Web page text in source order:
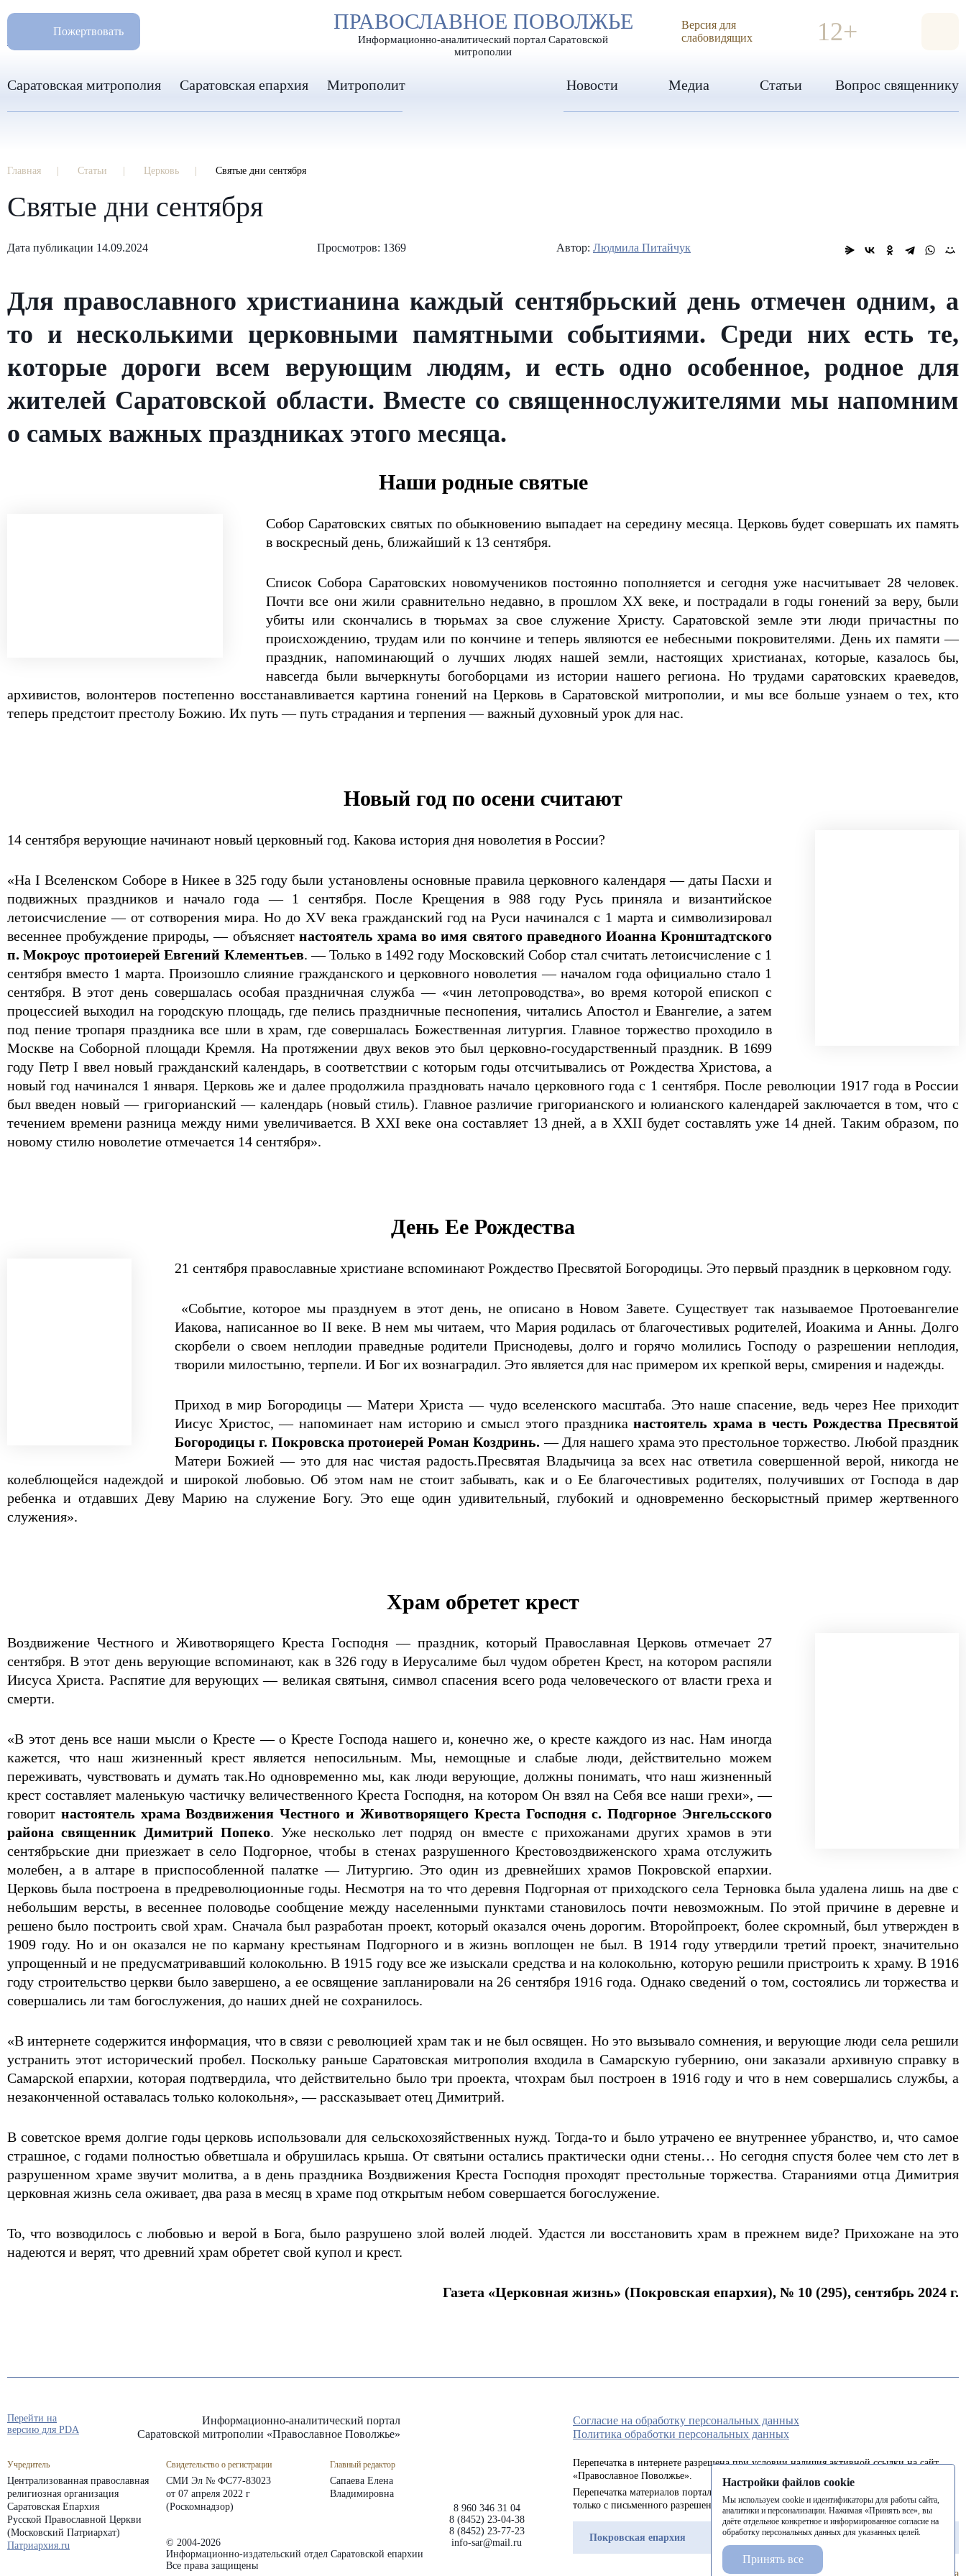
РАЗМЕР ШРИФТА А А А ИЗОБРАЖЕНИЯ
ПРАВОСЛАВНОЕ ПОВОЛЖЬЕ
Информационно-аналитический портал Саратовской
митрополии
Пожертвовать
8 960 346 31 04
info-sar@mail.ru
Версия для
слабовидящих
12+
Саратовская митрополия Саратовская епархия Митрополит Новости Медиа Статьи Вопрос священнику
Главная Статьи Церковь Святые дни сентября
Святые дни сентября
Дата публикации 14.09.2024 Просмотров: 1369 Автор: Людмила Питайчук
Для православного христианина каждый сентябрьский день отмечен одним, а
то и несколькими церковными памятными событиями. Среди них есть те,
которые дороги всем верующим людям, и есть одно особенное, родное для
жителей Саратовской области. Вместе со священнослужителями мы напомним
о самых важных праздниках этого месяца.
Наши родные святые
Собор Саратовских святых по обыкновению выпадает на середину месяца. Церковь будет совершать их память
в воскресный день, ближайший к 13 сентября.
Список Собора Саратовских новомучеников постоянно пополняется и сегодня уже насчитывает 28 человек.
Почти все они жили сравнительно недавно, в прошлом XX веке, и пострадали в годы гонений за веру, были
убиты или скончались в тюрьмах за свое служение Христу. Саратовской земле эти люди причастны по
происхождению, трудам или по кончине и теперь являются ее небесными покровителями. День их памяти —
праздник, напоминающий о лучших людях нашей земли, настоящих христианах, которые, казалось бы,
навсегда были вычеркнуты богоборцами из истории нашего региона. Но трудами саратовских краеведов,
архивистов, волонтеров постепенно восстанавливается картина гонений на Церковь в Саратовской митрополии, и мы все больше узнаем о тех, кто
теперь предстоит престолу Божию. Их путь — путь страдания и терпения — важный духовный урок для нас.
Новый год по осени считают
14 сентября верующие начинают новый церковный год. Какова история дня новолетия в России?
«На I Вселенском Соборе в Никее в 325 году были установлены основные правила церковного календаря — даты Пасхи и
подвижных праздников и начало года — 1 сентября. После Крещения в 988 году Русь приняла и византийское
летоисчисление — от сотворения мира. Но до XV века гражданский год на Руси начинался с 1 марта и символизировал
весеннее пробуждение природы, — объясняет настоятель храма во имя святого праведного Иоанна Кронштадтского
п. Мокроус протоиерей Евгений Клементьев. — Только в 1492 году Московский Собор стал считать летоисчисление с 1
сентября вместо 1 марта. Произошло слияние гражданского и церковного новолетия — началом года официально стало 1
сентября. В этот день совершалась особая праздничная служба — «чин летопроводства», во время которой епископ с
процессией выходил на городскую площадь, где пелись праздничные песнопения, читались Апостол и Евангелие, а затем
под пение тропаря праздника все шли в храм, где совершалась Божественная литургия. Главное торжество проходило в
Москве на Соборной площади Кремля. На протяжении двух веков это был церковно-государственный праздник. В 1699
году Петр I ввел новый гражданский календарь, в соответствии с которым годы отсчитывались от Рождества Христова, а
новый год начинался 1 января. Церковь же и далее продолжила праздновать начало церковного года с 1 сентября. После революции 1917 года в России
был введен новый — григорианский — календарь (новый стиль). Главное различие григорианского и юлианского календарей заключается в том, что с
течением времени разница между ними увеличивается. В XXI веке она составляет 13 дней, а в XXII будет составлять уже 14 дней. Таким образом, по
новому стилю новолетие отмечается 14 сентября».
День Ее Рождества
21 сентября православные христиане вспоминают Рождество Пресвятой Богородицы. Это первый праздник в церковном году.
«Событие, которое мы празднуем в этот день, не описано в Новом Завете. Существует так называемое Протоевангелие
Иакова, написанное во II веке. В нем мы читаем, что Мария родилась от благочестивых родителей, Иоакима и Анны. Долго
скорбели о своем неплодии праведные родители Приснодевы, долго и горячо молились Господу о разрешении неплодия,
творили милостыню, терпели. И Бог их вознаградил. Это является для нас примером их крепкой веры, смирения и надежды.
Приход в мир Богородицы — Матери Христа — чудо вселенского масштаба. Это наше спасение, ведь через Нее приходит
Иисус Христос, — напоминает нам историю и смысл этого праздниканастоятель храма в честь Рождества Пресвятой
Богородицы г. Покровска протоиерей Роман Коздринь. — Для нашего храма это престольное торжество. Любой праздник
Матери Божией — это для нас чистая радость.Пресвятая Владычица за всех нас ответила совершенной верой, никогда не
колеблющейся надеждой и широкой любовью. Об этом нам не стоит забывать, как и о Ее благочестивых родителях, получивших от Господа в дар
ребенка и отдавших Деву Марию на служение Богу. Это еще один удивительный, глубокий и одновременно бескорыстный пример жертвенного
служения».
Храм обретет крест
Воздвижение Честного и Животворящего Креста Господня — праздник, который Православная Церковь отмечает 27
сентября. В этот день верующие вспоминают, как в 326 году в Иерусалиме был чудом обретен Крест, на котором распяли
Иисуса Христа. Распятие для верующих — великая святыня, символ спасения всего рода человеческого от власти греха и
смерти.
«В этот день все наши мысли о Кресте — о Кресте Господа нашего и, конечно же, о кресте каждого из нас. Нам иногда
кажется, что наш жизненный крест является непосильным. Мы, немощные и слабые люди, действительно можем
переживать, чувствовать и думать так.Но одновременно мы, как люди верующие, должны понимать, что наш жизненный
крест составляет маленькую частичку величественного Креста Господня, на котором Он взял на Себя все наши грехи», —
говорит настоятель храма Воздвижения Честного и Животворящего Креста Господня с. Подгорное Энгельсского
района священник Димитрий Попеко. Уже несколько лет подряд он вместе с прихожанами других храмов в эти
сентябрьские дни приезжает в село Подгорное, чтобы в стенах разрушенного Крестовоздвиженского храма отслужить
молебен, а в алтаре в приспособленной палатке — Литургию. Это один из древнейших храмов Покровской епархии.
Церковь была построена в предреволюционные годы. Несмотря на то что деревня Подгорная от приходского села Терновка была удалена лишь на две с
небольшим версты, в весеннее половодье сообщение между населенными пунктами становилось почти невозможным. По этой причине в деревне и
решено было построить свой храм. Сначала был разработан проект, который оказался очень дорогим. Второйпроект, более скромный, был утвержден в
1909 году. Но и он оказался не по карману крестьянам Подгорного и в жизнь воплощен не был. В 1914 году утвердили третий проект, значительно
упрощенный и не предусматривавший колокольню. В 1915 году все же изыскали средства и на колокольню, которую решили пристроить к храму. В 1916
году строительство церкви было завершено, а ее освящение запланировали на 26 сентября 1916 года. Однако сведений о том, состоялись ли торжества и
совершались ли там богослужения, до наших дней не сохранилось.
«В интернете содержится информация, что в связи с революцией храм так и не был освящен. Но это вызывало сомнения, и верующие люди села решили
устранить этот исторический пробел. Поскольку раньше Саратовская митрополия входила в Самарскую губернию, они заказали архивную справку в
Самарской епархии, которая подтвердила, что действительно было три проекта, чтохрам был построен в 1916 году и что в нем совершались службы, а
незаконченной оставалась только колокольня», — рассказывает отец Димитрий.
В советское время долгие годы церковь использовали для сельскохозяйственных нужд. Тогда-то и было утрачено ее внутреннее убранство, и, что самое
страшное, с годами полностью обветшала и обрушилась крыша. От святыни остались практически одни стены… Но сегодня спустя более чем сто лет в
разрушенном храме звучит молитва, а в день праздника Воздвижения Креста Господня проходят престольные торжества. Стараниями отца Димитрия
церковная жизнь села оживает, два раза в месяц в храме под открытым небом совершается богослужение.
То, что возводилось с любовью и верой в Бога, было разрушено злой волей людей. Удастся ли восстановить храм в прежнем виде? Прихожане на это
надеются и верят, что древний храм обретет свой купол и крест.
Газета «Церковная жизнь» (Покровская епархия), № 10 (295), сентябрь 2024 г.
8 960 346 31 04
8 (8452) 23-04-38
8 (8452) 23-77-23
info-sar@mail.ru
Информационно-аналитический портал
Саратовской митрополии «Православное Поволжье»
Учредитель
Централизованная православная
религиозная организация
Саратовская Епархия
Русской Православной Церкви
(Московский Патриархат)
Патриархия.ru
Свидетельство о регистрации
СМИ Эл № ФС77-83023
от 07 апреля 2022 г
(Роскомнадзор)
Главный редактор
Сапаева Елена
Владимировна
© 2004-2026
Информационно-издательский отдел Саратовской епархии
Все права защищены
Согласие на обработку персональных данных
Политика обработки персональных данных
Перепечатка в интернете разрешена при условии наличия активной ссылки на сайт
«Православное Поволжье».
Перепечатка материалов портала в печатных изданиях (книгах, прессе) возможна
только с письменного разрешения редакции.
Покровская епархия Балашовская епархия Балаковская епархия
Перейти на
версию для PDA
Разработка сайта
Настройки файлов cookie
Мы используем cookie и идентификаторы для работы сайта,
аналитики и персонализации. Нажимая «Принять все», вы
даёте отдельное конкретное и информированное согласие на
обработку персональных данных для указанных целей.
Принять все